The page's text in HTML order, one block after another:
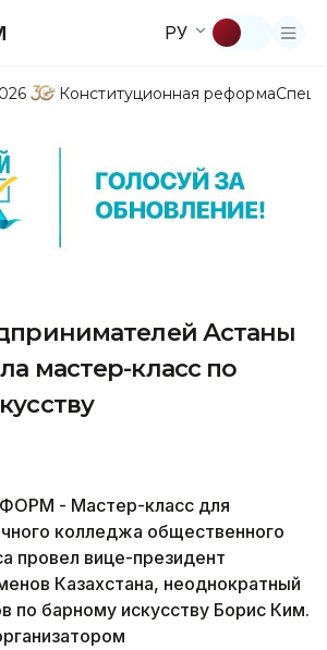
РУ
Конституционная реформа
Астаны
мастер-класс по
- Мастер-класс для
колледжа общественного
провел вице-президент
Казахстана, неоднократный
по барному искусству Борис Ким.